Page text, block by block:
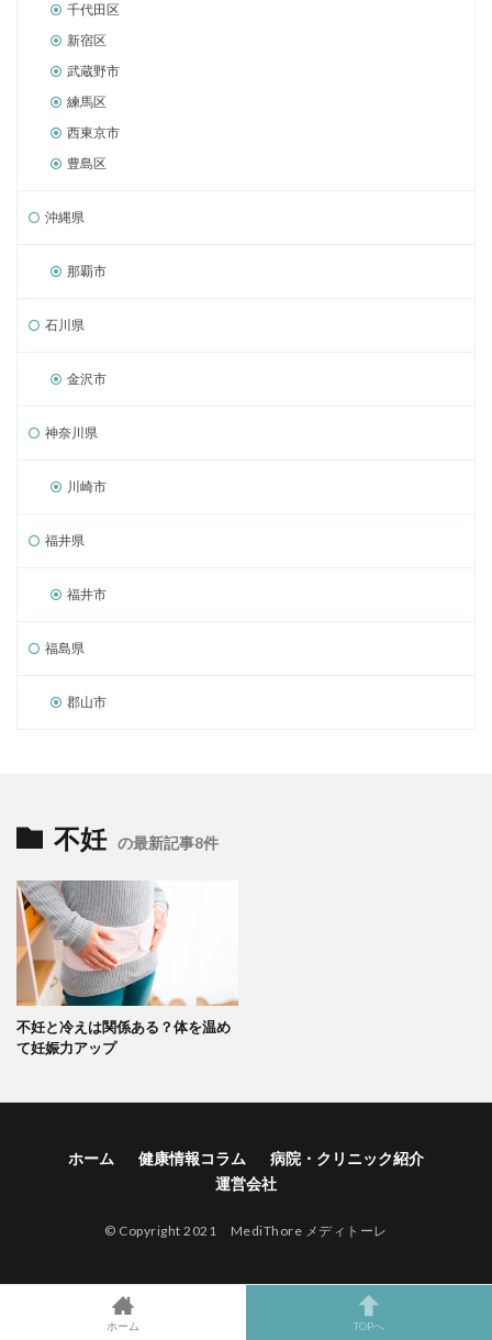
千代田区
新宿区
武蔵野市
練馬区
西東京市
豊島区
沖縄県
那覇市
石川県
金沢市
神奈川県
川崎市
福井県
福井市
福島県
郡山市
不妊 の最新記事8件
不妊と冷えは関係ある？体を温め
て妊娠力アップ
ホーム 健康情報コラム
病院・クリニック紹介
運営会社
© Copyright 2021 MediThore メディトーレ
ホーム TOPへ